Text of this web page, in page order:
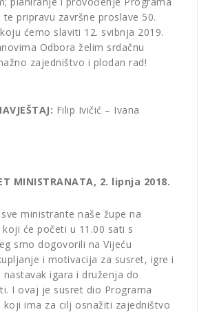
te pripravu završne proslave 50.
ćemo slaviti 12. svibnja 2019.
Odbora želim srdačnu
zajedništvo i plodan rad!
Filip Ivičić – Ivana
MINISTRANATA, 2. lipnja 2018.
ministrante naše župe na
će početi u 11.00 sati s
smo dogovorili na Vijeću
i motivacija za susret, igre i
nastavak igara i druženja do
I ovaj je susret dio Programa
koji ima za cilj osnažiti zajedništvo